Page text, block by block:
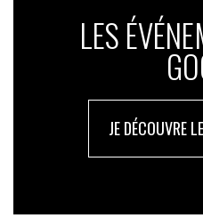
LES
JE DÉCOUVRE